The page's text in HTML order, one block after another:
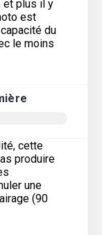
et plus il y
est
du
le moins
cette
produire
une
(90